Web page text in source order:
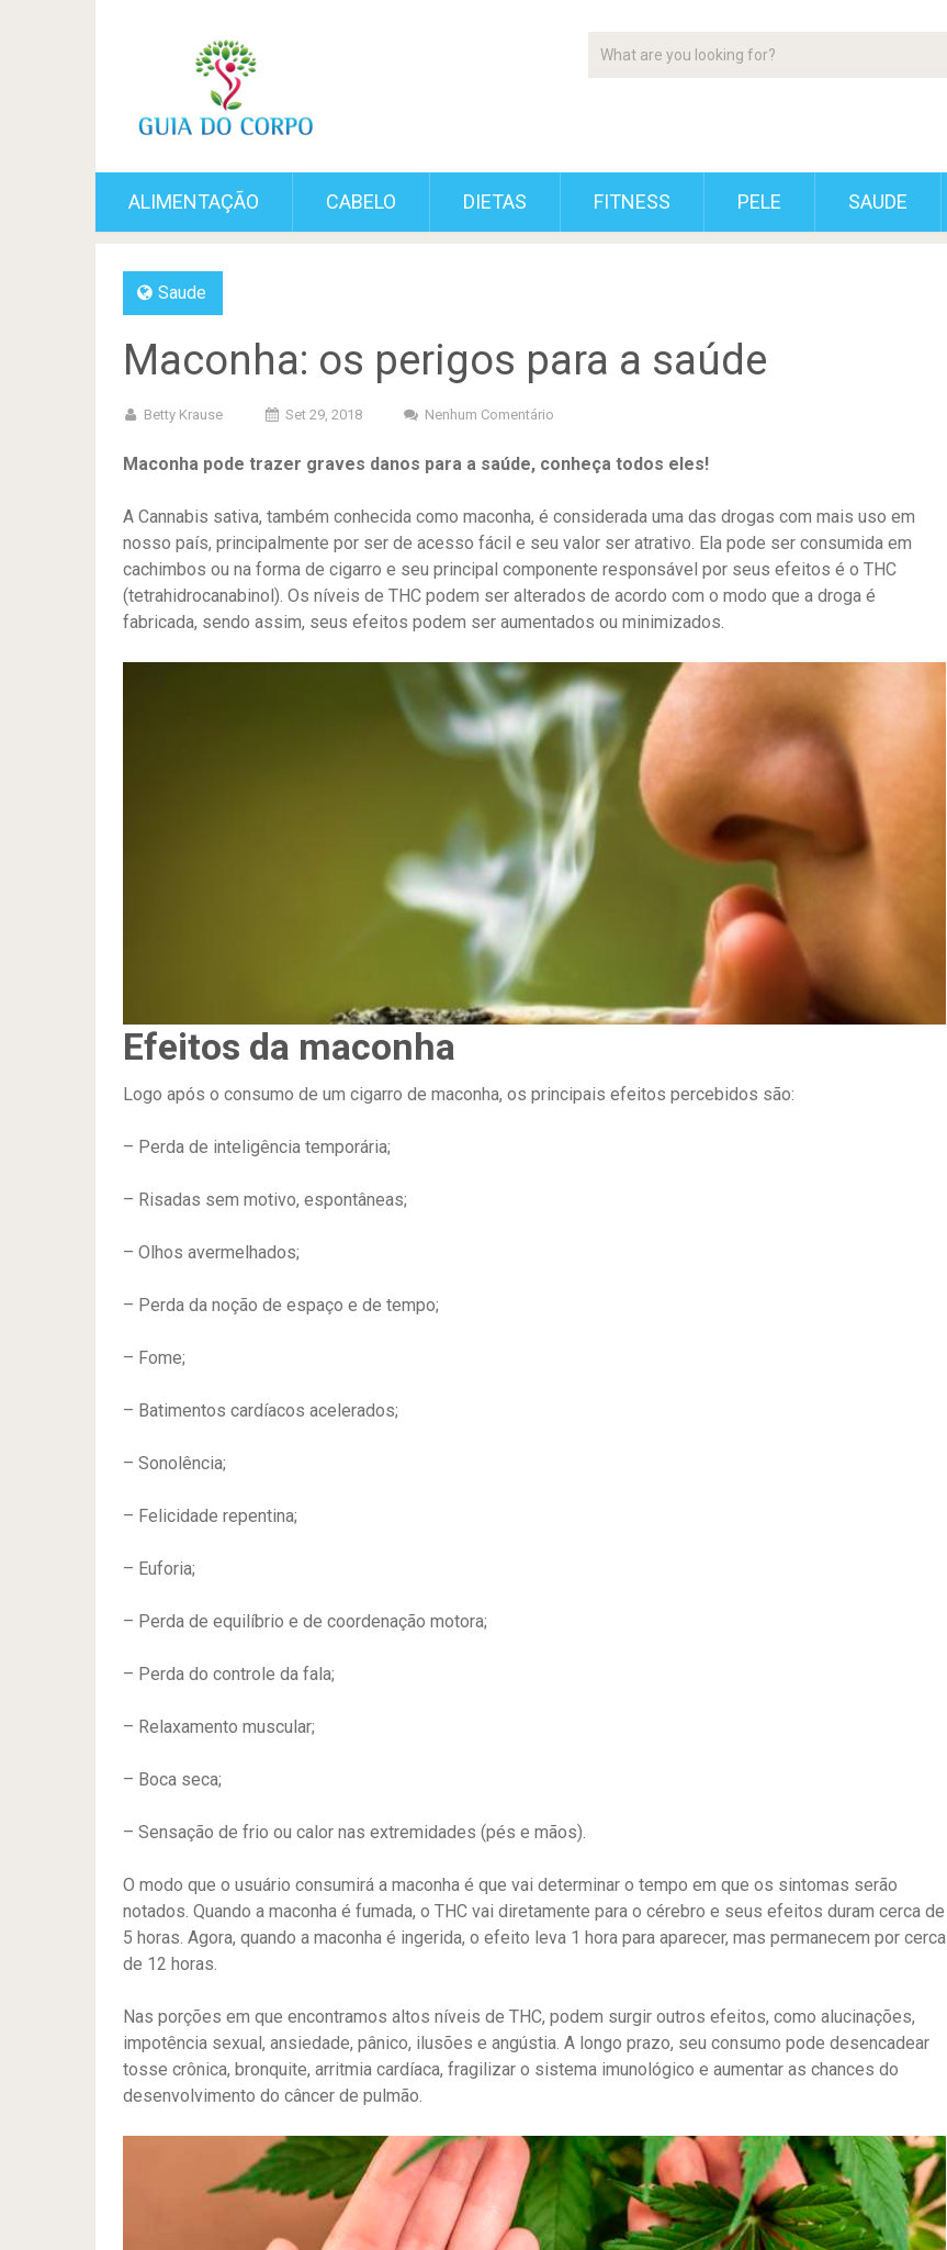
ALIMENTAÇÃO CABELO DIETAS FITNESS PELE SAUDE
Saude
Maconha: os perigos para a saúde
Betty Krause Set 29, 2018 Nenhum Comentário
Maconha pode trazer graves danos para a saúde, conheça todos eles!
A Cannabis sativa, também conhecida como maconha, é considerada uma das drogas com mais uso em
nosso país, principalmente por ser de acesso fácil e seu valor ser atrativo. Ela pode ser consumida em
cachimbos ou na forma de cigarro e seu principal componente responsável por seus efeitos é o THC
(tetrahidrocanabinol). Os níveis de THC podem ser alterados de acordo com o modo que a droga é
fabricada, sendo assim, seus efeitos podem ser aumentados ou minimizados.
Efeitos da maconha
Logo após o consumo de um cigarro de maconha, os principais efeitos percebidos são:
– Perda de inteligência temporária;
– Risadas sem motivo, espontâneas;
– Olhos avermelhados;
– Perda da noção de espaço e de tempo;
– Fome;
– Batimentos cardíacos acelerados;
– Sonolência;
– Felicidade repentina;
– Euforia;
– Perda de equilíbrio e de coordenação motora;
– Perda do controle da fala;
– Relaxamento muscular;
– Boca seca;
– Sensação de frio ou calor nas extremidades (pés e mãos).
O modo que o usuário consumirá a maconha é que vai determinar o tempo em que os sintomas serão
notados. Quando a maconha é fumada, o THC vai diretamente para o cérebro e seus efeitos duram cerca de
5 horas. Agora, quando a maconha é ingerida, o efeito leva 1 hora para aparecer, mas permanecem por cerca
de 12 horas.
Nas porções em que encontramos altos níveis de THC, podem surgir outros efeitos, como alucinações,
impotência sexual, ansiedade, pânico, ilusões e angústia. A longo prazo, seu consumo pode desencadear
tosse crônica, bronquite, arritmia cardíaca, fragilizar o sistema imunológico e aumentar as chances do
desenvolvimento do câncer de pulmão.